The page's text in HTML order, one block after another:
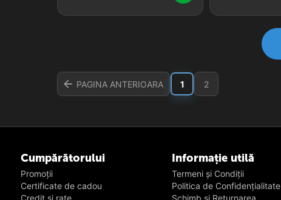
PAGINA ANTERIOARA 1 2
Cumpărătorului
Promoții
Certificate de cadou
Credit și rate
Informație utilă
Termeni și Condiții
Politica de Confidențialitate
Schimb și Returnarea